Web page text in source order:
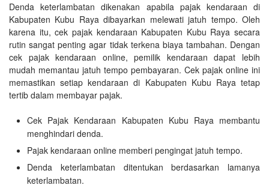
Denda keterlambatan dikenakan apabila pajak kendaraan di
Kabupaten Kubu Raya dibayarkan melewati jatuh tempo. Oleh
karena itu, cek pajak kendaraan Kabupaten Kubu Raya secara
rutin sangat penting agar tidak terkena biaya tambahan. Dengan
cek pajak kendaraan online, pemilik kendaraan dapat lebih
mudah memantau jatuh tempo pembayaran. Cek pajak online ini
memastikan setiap kendaraan di Kabupaten Kubu Raya tetap
tertib dalam membayar pajak.
Cek Pajak Kendaraan Kabupaten Kubu Raya membantu
menghindari denda.
Pajak kendaraan online memberi pengingat jatuh tempo.
Denda keterlambatan ditentukan berdasarkan lamanya
keterlambatan.